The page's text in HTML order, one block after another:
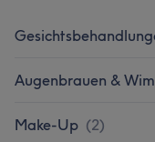
Augenbrauen &
Make-Up (2)